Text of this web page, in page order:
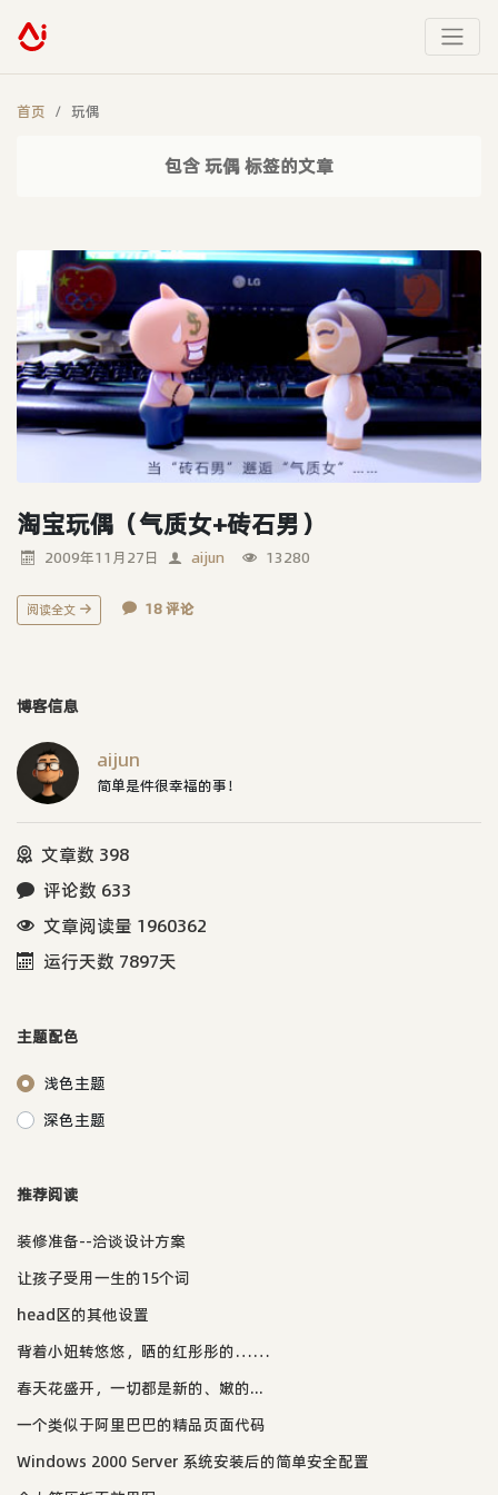
首页 玩偶
包含 玩偶 标签的文章
淘宝玩偶（气质女+砖石男）
2009年11月27日 aijun 13280
阅读全文 18 评论
博客信息
aijun
简单是件很幸福的事！
文章数 398
评论数 633
文章阅读量 1960362
运行天数 7897天
主题配色
浅色主题
深色主题
推荐阅读
装修准备--洽谈设计方案
让孩子受用一生的15个词
head区的其他设置
背着小妞转悠悠，晒的红彤彤的……
春天花盛开，一切都是新的、嫩的...
一个类似于阿里巴巴的精品页面代码
Windows 2000 Server 系统安装后的简单安全配置